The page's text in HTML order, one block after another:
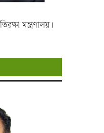
মন্ত্রণালয়।